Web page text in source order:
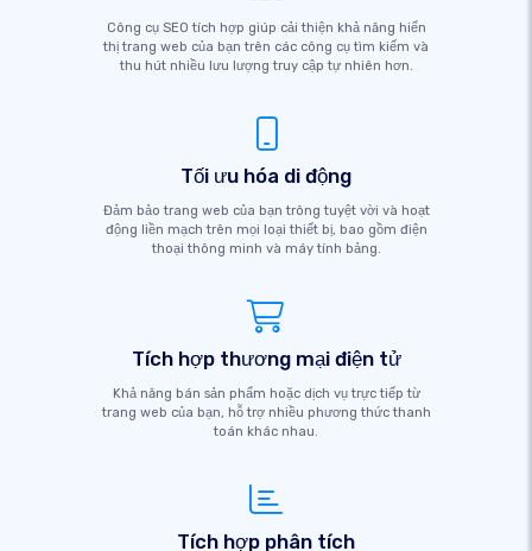
Công cụ SEO tích hợp giúp cải thiện khả năng hiển
thị trang web của bạn trên các công cụ tìm kiếm và
thu hút nhiều lưu lượng truy cập tự nhiên hơn.
Tối ưu hóa di động
Đảm bảo trang web của bạn trông tuyệt vời và hoạt
động liền mạch trên mọi loại thiết bị, bao gồm điện
thoại thông minh và máy tính bảng.
Tích hợp thương mại điện tử
Khả năng bán sản phẩm hoặc dịch vụ trực tiếp từ
trang web của bạn, hỗ trợ nhiều phương thức thanh
toán khác nhau.
Tích hợp phân tích